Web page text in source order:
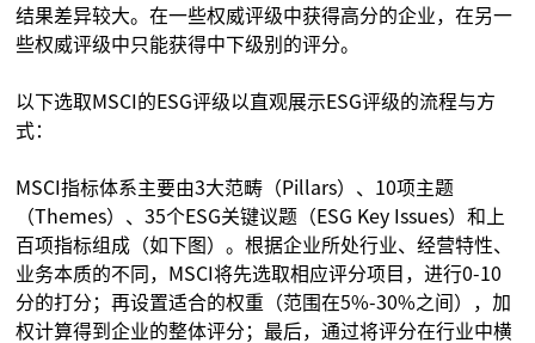
结果差异较大。在一些权威评级中获得高分的企业，在另一
些权威评级中只能获得中下级别的评分。
以下选取MSCI的ESG评级以直观展示ESG评级的流程与方
式：
MSCI指标体系主要由3大范畴（Pillars）、10项主题
（Themes）、35个ESG关键议题（ESG Key Issues）和上
百项指标组成（如下图）。根据企业所处行业、经营特性、
业务本质的不同，MSCI将先选取相应评分项目，进行0-10
分的打分；再设置适合的权重（范围在5%-30%之间），加
权计算得到企业的整体评分；最后，通过将评分在行业中横